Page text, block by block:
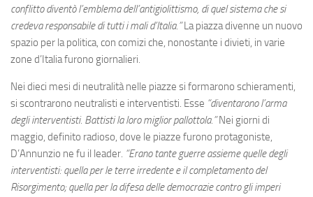
conflitto diventò l’emblema dell’antigiolittismo, di quel sistema che si
credeva responsabile di tutti i mali d’Italia.”La piazza divenne un nuovo
spazio per la politica, con comizi che, nonostante i divieti, in varie
zone d’Italia furono giornalieri.
Nei dieci mesi di neutralità nelle piazze si formarono schieramenti,
si scontrarono neutralisti e interventisti. Esse “diventarono l’arma
degli interventisti. Battisti la loro miglior pallottola.”Nei giorni di
maggio, definito radioso, dove le piazze furono protagoniste,
D’Annunzio ne fu il leader. “Erano tante guerre assieme quelle degli
interventisti: quella per le terre irredente e il completamento del
Risorgimento; quella per la difesa delle democrazie contro gli imperi